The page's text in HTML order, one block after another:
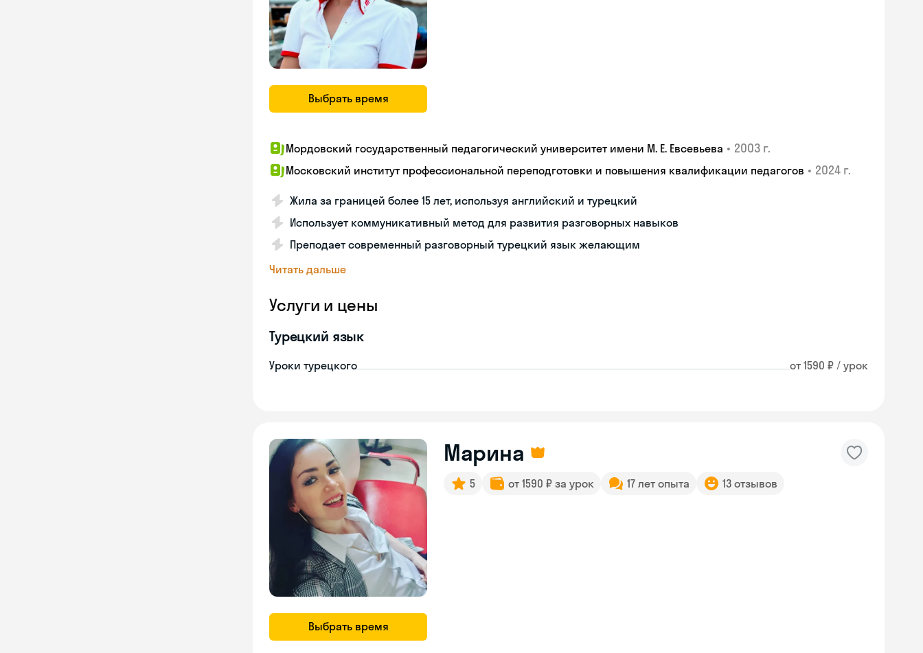
Выбрать время
Мордовский государственный педагогический университет имени М. Е. Евсевьева • 2003 г.
Московский институт профессиональной переподготовки и повышения квалификации педагогов • 2024 г.
Жила за границей более 15 лет, используя английский и турецкий
Использует коммуникативный метод для развития разговорных навыков
Преподает современный разговорный турецкий язык желающим
Читать дальше
Услуги и цены
Турецкий язык
Уроки турецкого от 1590 ₽ / урок
Выбрать время
Марина
5 от 1590 ₽ за урок 17 лет опыта 13 отзывов